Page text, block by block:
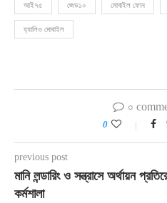
আই৭৫ জেড১০ মোবাইল ফোন
হ্যালিও মোবাইল
০
0
previous post
মানি লন্ডারিং ও সন্ত্রাসে অর্থায়ন
কর্মশালা